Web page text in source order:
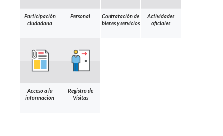
Participación
ciudadana
Personal
Contratación de
bienes y servicios
Actividades
oficiales
Acceso a la
información
Registro de
Visitas